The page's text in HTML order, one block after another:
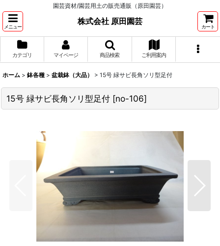
園芸資材/園芸用土の販売通販（原田園芸）
メニュー
株式会社 原田園芸
カート
カテゴリ マイページ 商品検索 ご利用案内
ホーム > 鉢各種 > 盆栽鉢（大品） > 15号 緑サビ長角ソリ型足付
15号 緑サビ長角ソリ型足付 [no-106]